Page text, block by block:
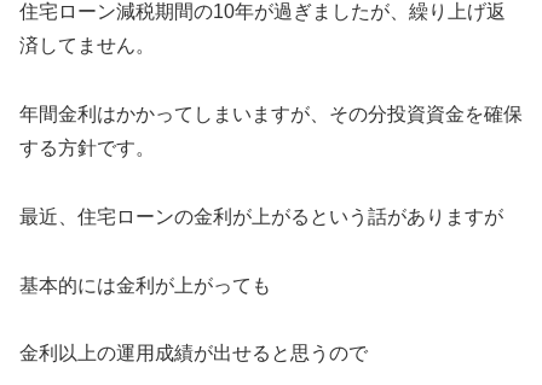
住宅ローン減税期間の10年が過ぎましたが、繰り上げ返
済してません。
年間金利はかかってしまいますが、その分投資資金を確保
する方針です。
最近、住宅ローンの金利が上がるという話がありますが
基本的には金利が上がっても
金利以上の運用成績が出せると思うので